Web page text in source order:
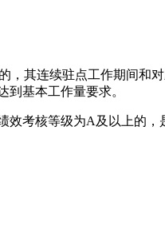
，其连续驻点工作期间和
基本工作量要求。
考核等级为A及以上的，